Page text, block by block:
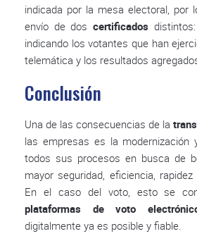
indicada por la mesa electoral, por
envío de doscertificados
indicando los votantes que han
telemática y los resultados
Conclusión
Una de las consecuencias de la
las empresas es la modernización
todos sus procesos en busca de
mayor seguridad, eficiencia,
En el caso del voto, esto se
plataformas de voto
digitalmente ya es posible y fiable.